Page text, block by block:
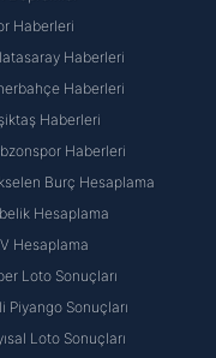
Haberleri
Haberleri
Haberleri
Haberleri
Haberleri
Burç Hesaplama
Hesaplama
Hesaplama
Loto Sonuçları
Piyango Sonuçları
Loto Sonuçları